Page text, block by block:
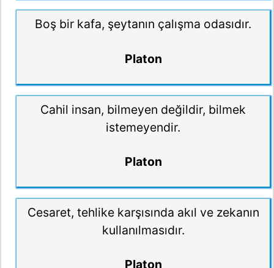
Boş bir kafa, şeytanın çalışma odasıdır.
Platon
Cahil insan, bilmeyen değildir, bilmek
istemeyendir.
Platon
Cesaret, tehlike karşısında akıl ve zekanın
kullanılmasıdır.
Platon